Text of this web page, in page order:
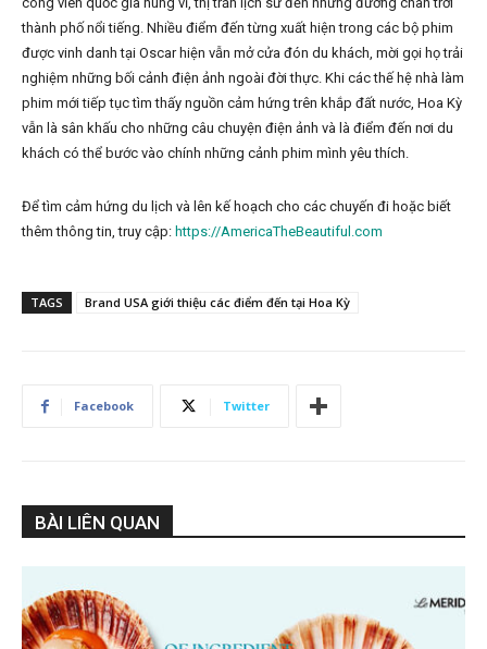
thành phố nổi tiếng. Nhiều điểm đến từng xuất hiện trong các bộ phim
được vinh danh tại Oscar hiện vẫn mở cửa đón du khách, mời gọi họ trải
nghiệm những bối cảnh điện ảnh ngoài đời thực. Khi các thế hệ nhà làm
phim mới tiếp tục tìm thấy nguồn cảm hứng trên khắp đất nước, Hoa Kỳ
vẫn là sân khấu cho những câu chuyện điện ảnh và là điểm đến nơi du
khách có thể bước vào chính những cảnh phim mình yêu thích.
Để tìm cảm hứng du lịch và lên kế hoạch cho các chuyến đi hoặc biết
thêm thông tin, truy cập: https://AmericaTheBeautiful.com
TAGS Brand USA giới thiệu các điểm đến tại Hoa Kỳ
Facebook Twitter
BÀI LIÊN QUAN